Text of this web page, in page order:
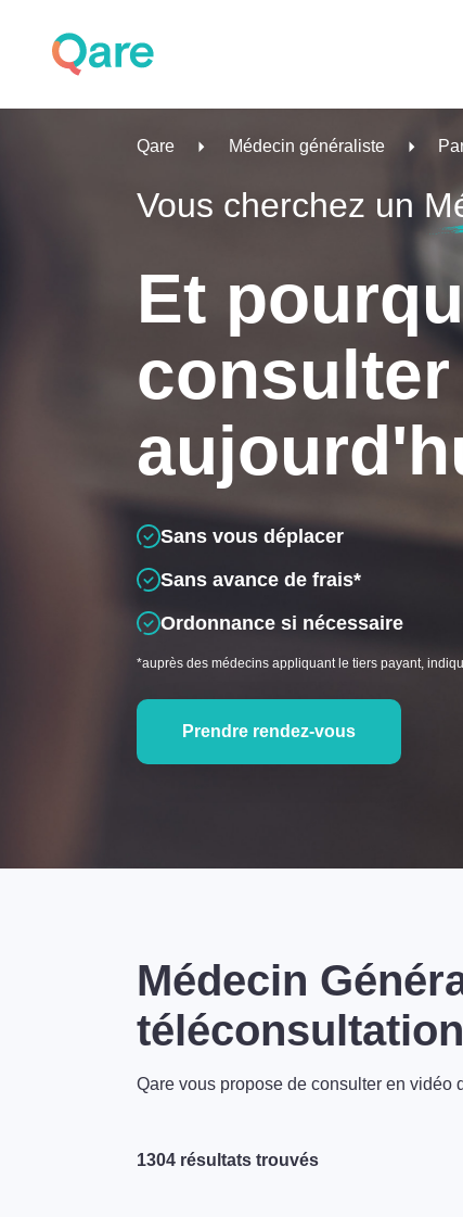
Qare Médecin généraliste
Vous cherchez un
Et
Sans vous déplacer
Sans avance de frais*
Ordonnance si nécessaire
*auprès des médecins appliquant le tiers payant,
Prendre rendez-vous
Médecin
téléconsultation
Qare vous propose de consulter en vidéo
1304 résultats trouvés